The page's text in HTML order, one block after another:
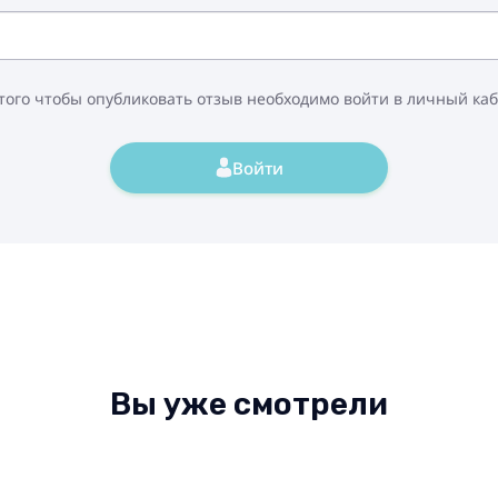
чтобы опубликовать отзыв необходимо войти в личный
Войти
Вы уже смотрели